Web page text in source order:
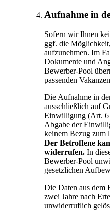
Aufnahme in
Sofern wir Ihnen
ggf. die
aufzunehmen. Im
Dokumente und
Bewerber-Pool
passenden
Die Aufnahme in
ausschließlich auf
Einwilligung (Art.
Abgabe der
keinem Bezug zum
Der Betroffene
widerrufen. In
Bewerber-Pool
gesetzlichen
Die Daten aus dem
zwei Jahre nach
unwiderruflich